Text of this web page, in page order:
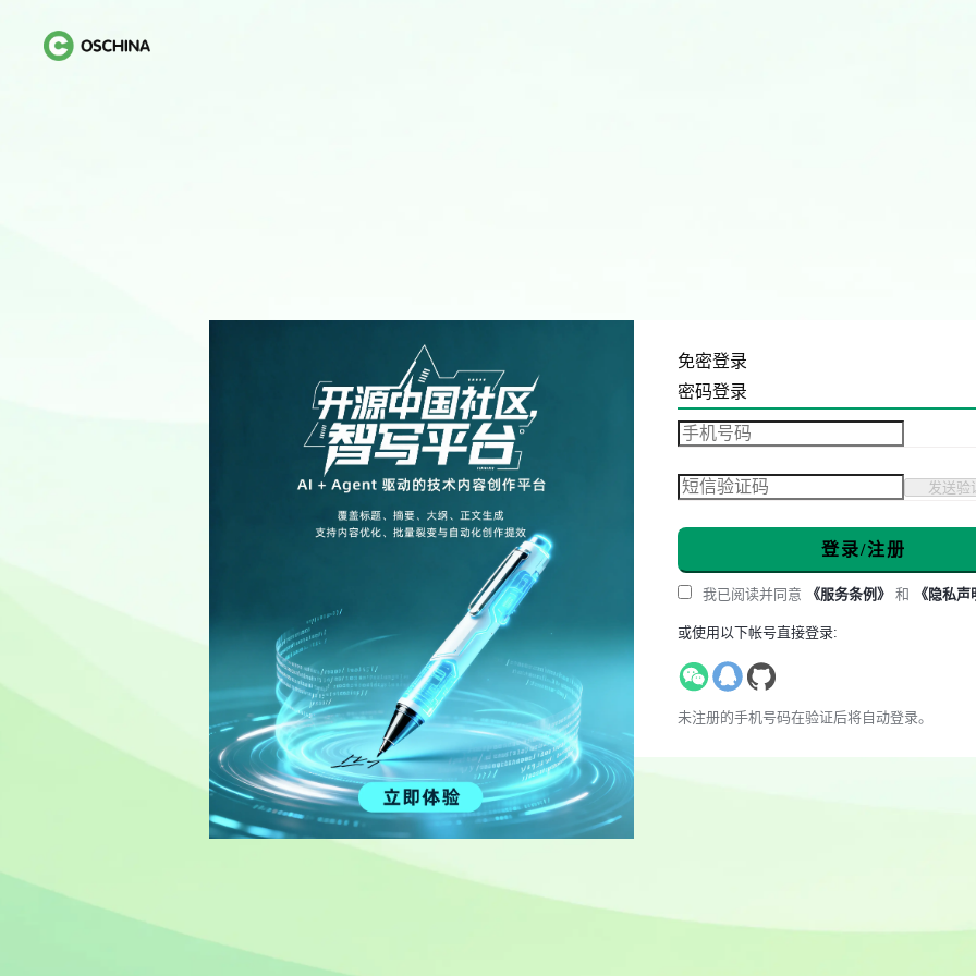
免密登录
密码登录
发送验
登录/注册
我已阅读并同意 《服务条例》 和 《隐私声
或使用以下帐号直接登录:
未注册的手机号码在验证后将自动登录。